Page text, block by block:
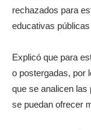
rechazados para
educativas
Explicó que para
o postergadas, por
que se analicen
se puedan ofrecer